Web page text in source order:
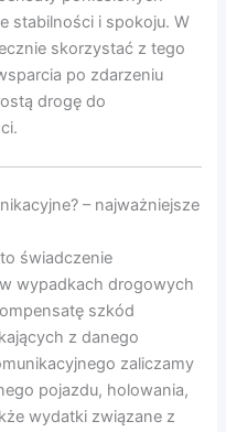
stabilności i spokoju. W
skorzystać z tego
po zdarzeniu
drogę do
– najważniejsze
świadczenie
wypadkach drogowych
szkód
z danego
zaliczamy
pojazdu, holowania,
wydatki związane z